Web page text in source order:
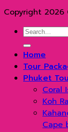
Copyright 2026
Search
for:
Home
Tour
Phuket
Coral
Koh
Cape